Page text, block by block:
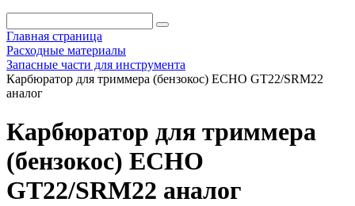
Главная страница
Расходные материалы
Запасные части для инструмента
Карбюратор для триммера (бензокос) ECHO GT22/SRM22
аналог
Карбюратор для триммера
(бензокос) ECHO
GT22/SRM22 аналог